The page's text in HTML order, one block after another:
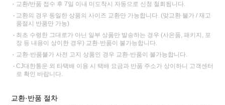
교환/반품 접수 후 7일 이내 미도착시 자동으로 신청 철회됩니다.
교환의 경우 동일한 상품의 사이즈 교환만 가능합니다. (맞교환 불가 / 재고
품절시 반품만 가능)
최초 수령한 그대로가 아닌 일부 상품만 발송하는 경우 (사은품, 패키지, 포
장 등 내용이 상이한 경우) 교환·반품이 불가능합니다.
교환·반품불가 사전 고지 상품인 경우 교환·반품이 불가능합니다.
CJ대한통운 외 타택배 이용 시 택배 요금과 반품 주소가 상이하니 고객센터
로 확인 바랍니다.
교환·반품 절차